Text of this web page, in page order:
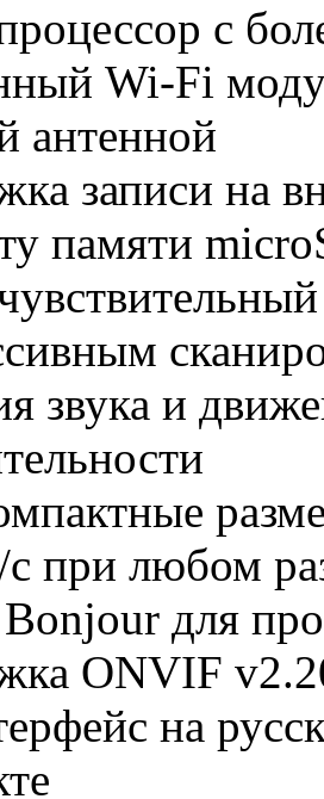
с
Wi-Fi
антенной
записи на
памяти
звука и
при любом
для
ONVIF
на